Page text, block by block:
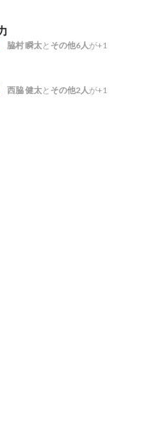
脇村 瞬太と その他6人 が+1
西脇 健太と その他2人 が+1